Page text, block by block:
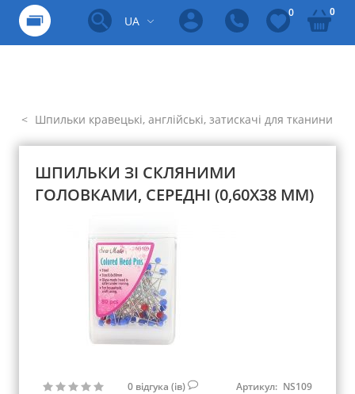
UA
0 0
Шпильки кравецькі, англійські, затискачі для тканини
ШПИЛЬКИ ЗІ СКЛЯНИМИ
ГОЛОВКАМИ, СЕРЕДНІ (0,60Х38 ММ)
0 відгука (ів) Артикул: NS109